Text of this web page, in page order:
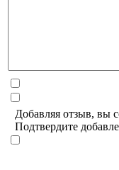
Добавляя отзыв, вы
Подтвердите